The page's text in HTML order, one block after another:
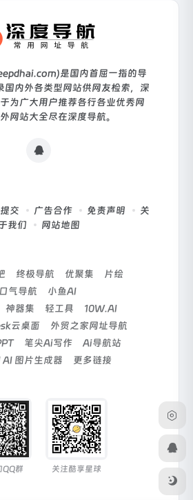
是国内首屈一指的导
国内外各类型网站供网友检索，深
为广大用户推荐各行各业优秀网
网站大全尽在深度导航。
交 广告合作 免责声明
关
我们
网站地图
终极导航 优聚集
片绘
气导航
小鱼AI
神器集 轻工具
10W.AI
云桌面
外贸之家网址导航
笔尖Ai写作
Ai导航站
AI 图片生成器 更多链接
QQ群 关注酷享星球